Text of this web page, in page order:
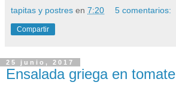
tapitas y postres en 7:20 5 comentarios:
Compartir
25 junio, 2017
Ensalada griega en tomate